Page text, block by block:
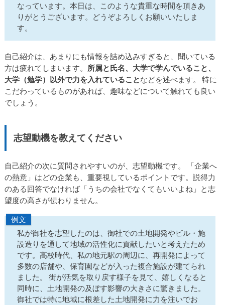
なっています。本日は、このような貴重な時間を頂きあ
りがとうございます。どうぞよろしくお願いいたしま
す。
自己紹介は、あまりにも情報を詰め込みすぎると、聞いている
方は疲れてしまいます。 所属と氏名、大学で学んでいること、
大学（勉学）以外で力を入れていることなどを述べます。 特に
こだわっているものがあれば、趣味などについて触れても良い
でしょう。
志望動機を教えてください
自己紹介の次に質問されやすいのが、志望動機です。 「企業へ
の熱意」はどの企業も、重要視しているポイントです。説得力
のある回答でなければ「うちの会社でなくてもいいよね」と志
望度の高さが伝わりません。
例文
私が御社を志望したのは、御社での土地開発やビル・施
設造りを通して地域の活性化に貢献したいと考えたため
です。高校時代、私の地元駅の周辺に、再開発によって
多数の店舗や、保育園などが入った複合施設が建てられ
ました。 街が活気を取り戻す様子を見て、嬉しくなると
同時に、土地開発の及ぼす影響の大きさに驚きました。
御社では特に地域に根差した土地開発に力を注いでお